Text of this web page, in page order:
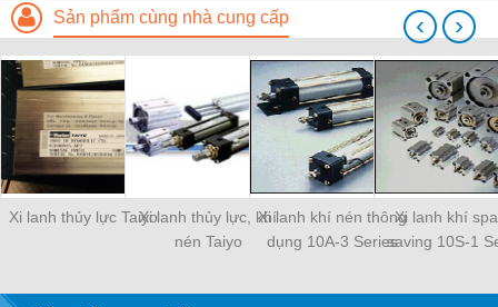
Sản phẩm cùng nhà cung cấp
Xi lanh thủy lực TaiyoXi lanh thủy lực, khí
nén Taiyo
Xi lanh khí nén thông
dụng 10A-3 Series
Xi lanh khí
saving 10S-1
‹ ›